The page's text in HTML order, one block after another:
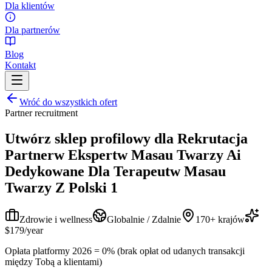
Dla klientów
Dla partnerów
Blog
Kontakt
Wróć do wszystkich ofert
Partner recruitment
Utwórz sklep profilowy dla Rekrutacja
Partnerw Ekspertw Masau Twarzy Ai
Dedykowane Dla Terapeutw Masau
Twarzy Z Polski 1
Zdrowie i wellness Globalnie / Zdalnie
170+ krajów
$179/year
Opłata platformy 2026 = 0% (brak opłat od udanych transakcji
między Tobą a klientami)